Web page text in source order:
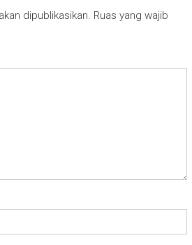
dipublikasikan. Ruas yang wajib